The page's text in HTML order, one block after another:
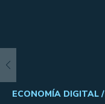
ECONOMÍA DIGITAL /